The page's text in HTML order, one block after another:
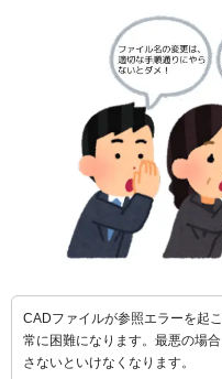
CADファイルが参照エラーを起
常に困難になります。最悪の場
さないといけなくなります。